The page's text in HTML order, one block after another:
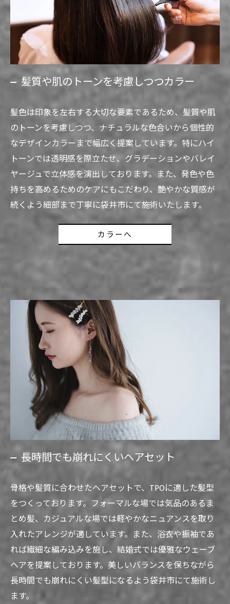
髪質や肌のトーンを考慮しつつカラー
髪色は印象を左右する大切な要素であるため、髪質や肌
のトーンを考慮しつつ、ナチュラルな色合いから個性的
なデザインカラーまで幅広く提案しています。特にハイ
トーンでは透明感を際立たせ、グラデーションやバレイ
ヤージュで立体感を演出しております。また、発色や色
持ちを高めるためのケアにもこだわり、艶やかな質感が
続くよう細部まで丁寧に袋井市にて施術いたします。
カラーへ
長時間でも崩れにくいヘアセット
骨格や髪質に合わせたヘアセットで、TPOに適した髪型
をつくっております。フォーマルな場では気品のあるま
とめ髪、カジュアルな場では軽やかなニュアンスを取り
入れたアレンジが適しています。また、浴衣や振袖であ
れば繊細な編み込みを施し、結婚式では優雅なウェーブ
ヘアを提案しております。美しいバランスを保ちながら
長時間でも崩れにくい髪型になるよう袋井市にて施術し
ます。